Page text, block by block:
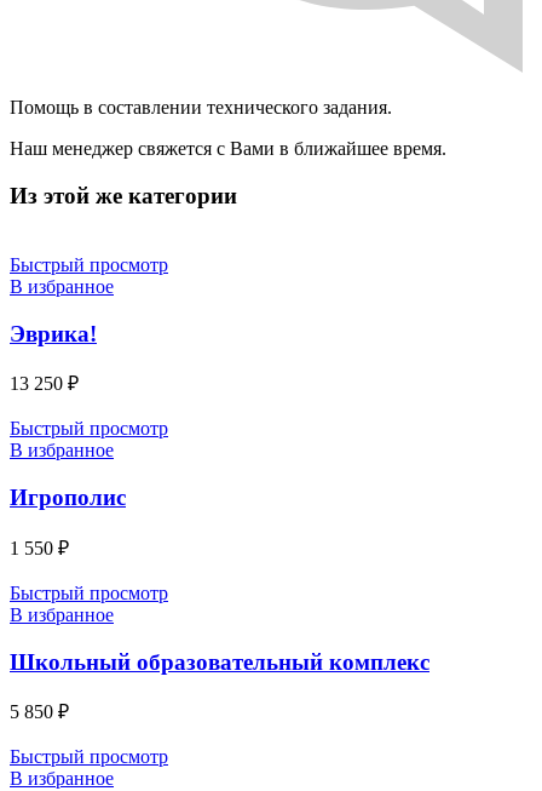
Помощь в составлении технического задания.
Наш менеджер свяжется с Вами в ближайшее время.
Из этой же категории
Быстрый просмотр
В избранное
Эврика!
13 250 ₽
Быстрый просмотр
В избранное
Игрополис
1 550 ₽
Быстрый просмотр
В избранное
Школьный образовательный комплекс
5 850 ₽
Быстрый просмотр
В избранное